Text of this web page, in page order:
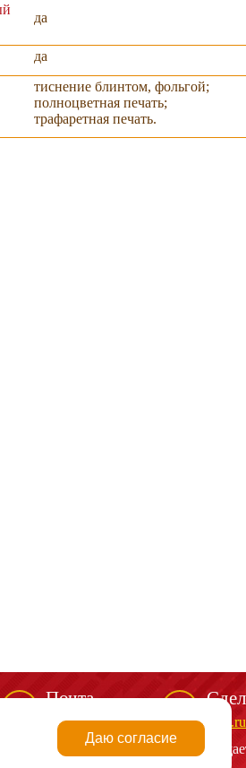
да
да
тиснение блинтом, фольгой;
полноцветная печать;
трафаретная печать.
Почта
mail@spark-m.ru
biga.ru
сайта http://spark-m.ru
Даю согласие